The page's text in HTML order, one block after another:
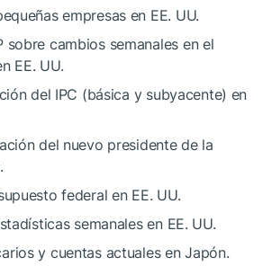
empresas en EE. UU.
sobre cambios semanales en el
EE. UU.
del IPC (básica y subyacente) en
del nuevo presidente de la
federal en EE. UU.
semanales en EE. UU.
y cuentas actuales en Japón.